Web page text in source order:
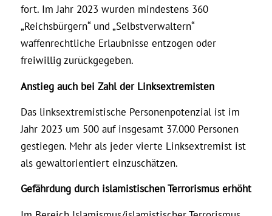
fort. Im Jahr 2023 wurden mindestens 360
„Reichsbürgern“ und „Selbstverwaltern“
waffenrechtliche Erlaubnisse entzogen oder
freiwillig zurückgegeben.
Anstieg auch bei Zahl der Linksextremisten
Das linksextremistische Personenpotenzial ist im
Jahr 2023 um 500 auf insgesamt 37.000 Personen
gestiegen. Mehr als jeder vierte Linksextremist ist
als gewaltorientiert einzuschätzen.
Gefährdung durch islamistischen Terrorismus erhöht